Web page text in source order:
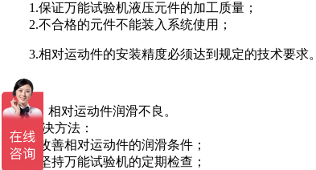
1.保证万能试验机液压元件的加工质量；
2.不合格的元件不能装入系统使用；
3.相对运动件的安装精度必须达到规定的技术要求。
2、相对运动件润滑不良。
解决方法：
1.改善相对运动件的润滑条件；
2.坚持万能试验机的定期检查；